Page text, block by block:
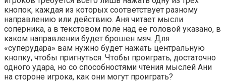
кнопок, каждая из которых соответствует разному
направлению или действию. Аня читает мысли
соперника, а в текстовом поле над ее головой указано, в
каком направлении будет брошен мяч. Для
«суперудара» вам нужно будет нажать центральную
кнопку, чтобы пригнуться. Чтобы проиграть, достаточно
одного удара, но со способностями чтения мыслей Ани
на стороне игрока, как они могут проиграть?